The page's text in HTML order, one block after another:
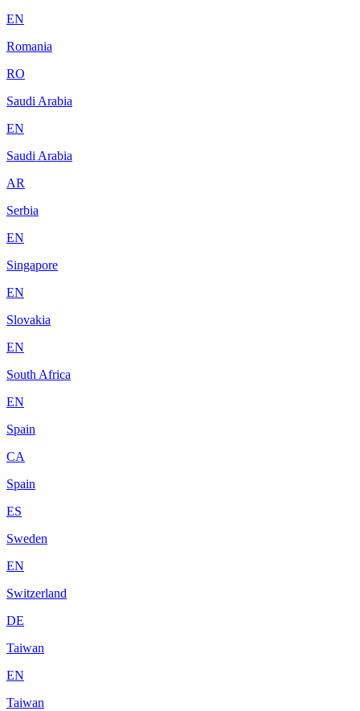
EN
Romania
RO
Saudi Arabia
EN
Saudi Arabia
AR
Serbia
EN
Singapore
EN
Slovakia
EN
South Africa
EN
Spain
CA
Spain
ES
Sweden
EN
Switzerland
DE
Taiwan
EN
Taiwan